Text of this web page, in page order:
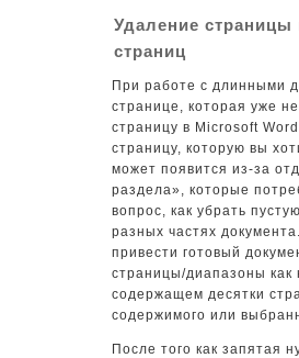
Удаление
страниц
При работе с длинными
странице, которая уже
страницу в Microsoft
страницу, которую вы
может появится из-за
раздела», которые
вопрос, как убрать
разных частях
привести готовый
страницы/диапазоны как
содержащем десятки
содержимого или
После того как запятая